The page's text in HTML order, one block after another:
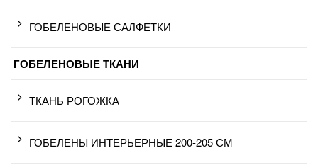
ГОБЕЛЕНОВЫЕ САЛФЕТКИ
ГОБЕЛЕНОВЫЕ ТКАНИ
ТКАНЬ РОГОЖКА
ГОБЕЛЕНЫ ИНТЕРЬЕРНЫЕ 200-205 СМ